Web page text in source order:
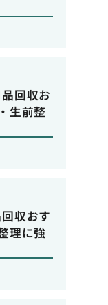
回収お
生前整
収おす
理に強